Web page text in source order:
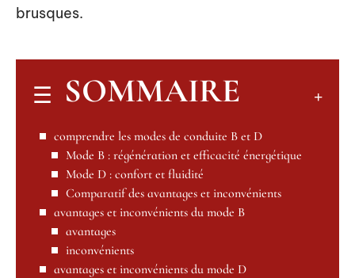
brusques.
SOMMAIRE
comprendre les modes de conduite B et D
Mode B : régénération et efficacité énergétique
Mode D : confort et fluidité
Comparatif des avantages et inconvénients
avantages et inconvénients du mode B
avantages
inconvénients
avantages et inconvénients du mode D